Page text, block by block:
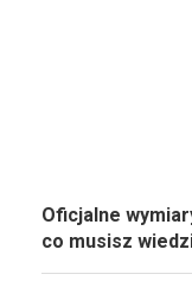
Oficjalne
co musisz